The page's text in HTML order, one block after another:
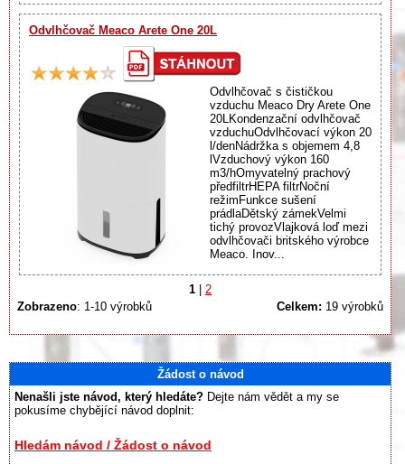
Odvlhčovač Meaco Arete One 20L
Odvlhčovač s čističkou
vzduchu Meaco Dry Arete One
20LKondenzační odvlhčovač
vzduchuOdvlhčovací výkon 20
l/denNádržka s objemem 4,8
lVzduchový výkon 160
m3/hOmyvatelný prachový
předfiltrHEPA filtrNoční
režimFunkce sušení
prádlaDětský zámekVelmi
tichý provozVlajková loď mezi
odvlhčovači britského výrobce
Meaco. Inov...
1 | 2
Zobrazeno: 1-10 výrobků Celkem: 19 výrobků
Žádost o návod
Nenašli jste návod, který hledáte? Dejte nám vědět a my se
pokusíme chybějící návod doplnit:
Hledám návod / Žádost o návod